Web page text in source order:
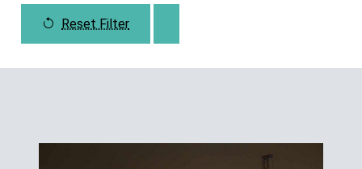
Reset Filter